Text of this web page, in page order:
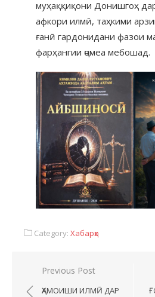
муҳаққиқони Донишгоҳ
афкори илмӣ, таҳкими
ғанӣ гардонидани фазои
фарҳангии ҷомеа мебошад.
Category: Хабарҳо
Previous Post
ҲАМОИШИ ИЛМӢ ДАР